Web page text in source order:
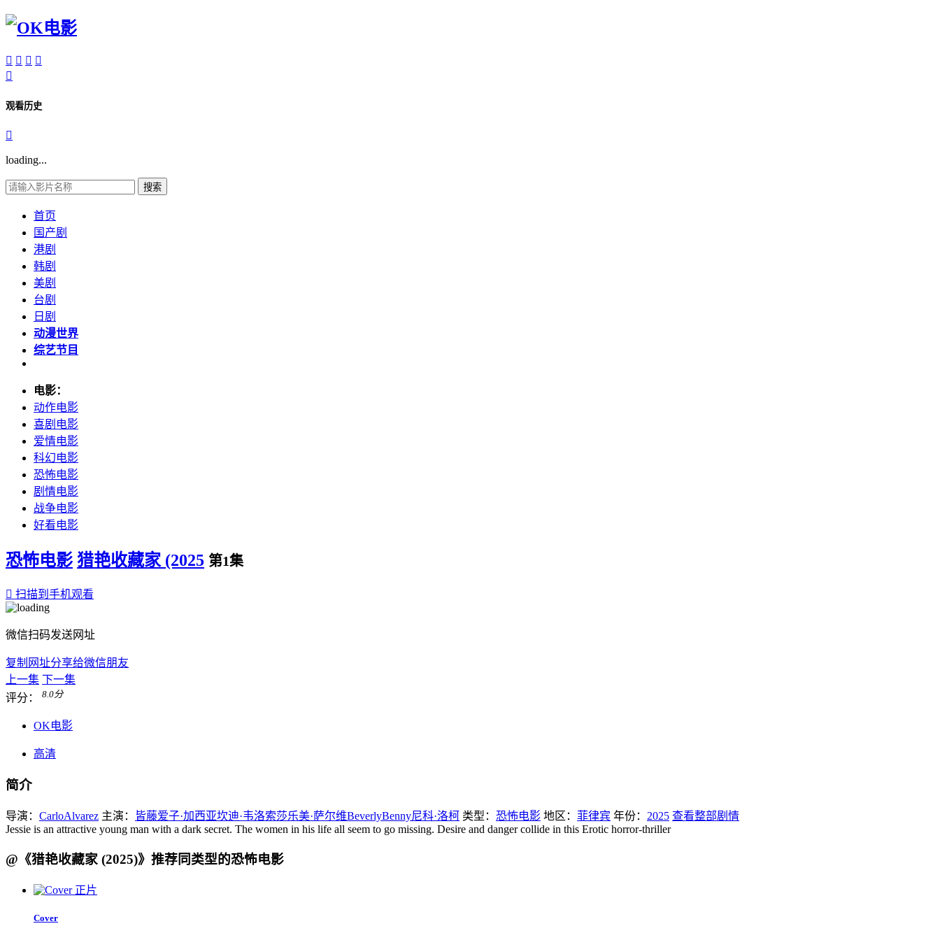
   

观看历史

loading...
搜索
首页
国产剧
港剧
韩剧
美剧
台剧
日剧
动漫世界
综艺节目
电影：
动作电影
喜剧电影
爱情电影
科幻电影
恐怖电影
剧情电影
战争电影
好看电影
恐怖电影 猎艳收藏家 (2025 第1集
 扫描到手机观看
微信扫码发送网址
复制网址分享给微信朋友
上一集 下一集
评分：
8.0分
OK电影
高清
简介
导演： CarloAlvarez 主演： 皆藤爱子·加西亚坎迪·韦洛索莎乐美·萨尔维BeverlyBenny尼科·洛柯 类型： 恐怖电影 地区： 菲律宾 年份： 2025 查看整部剧情
Jessie is an attractive young man with a dark secret. The women in his life all seem to go missing. Desire and danger collide in this Erotic horror-thriller
@《猎艳收藏家 (2025)》推荐同类型的恐怖电影
正片
Cover